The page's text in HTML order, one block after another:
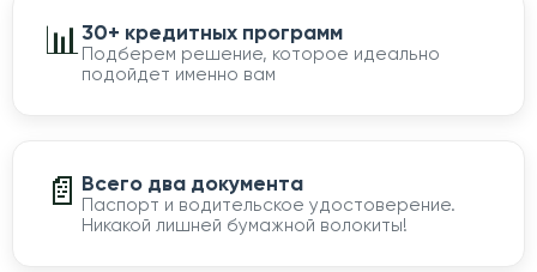
📊30+ кредитных программ
Подберем решение, которое идеально
подойдет именно вам
📄 Всего два документа
Паспорт и водительское удостоверение.
Никакой лишней бумажной волокиты!